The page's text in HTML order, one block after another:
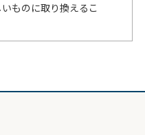
ものに取り換えるこ